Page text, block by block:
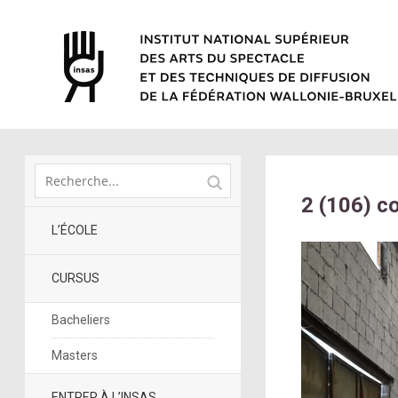
L’ÉCOLE
CURSUS
Bacheliers
Masters
2 (106)